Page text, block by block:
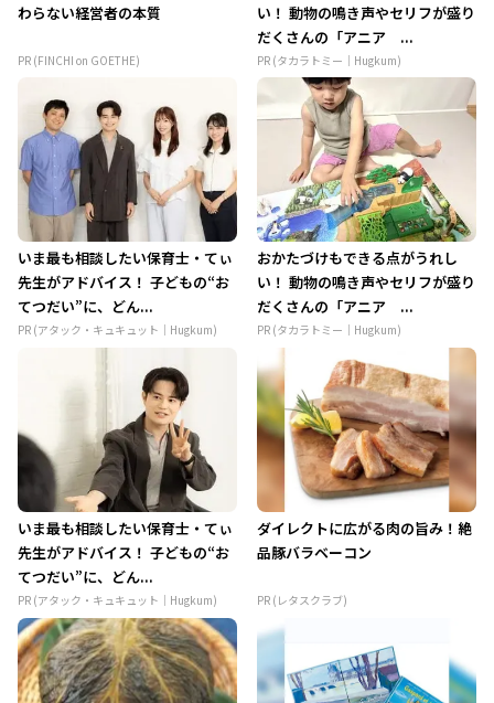
わらない経営者の本質
PR (FINCHI on GOETHE)
い！ 動物の鳴き声やセリフが盛り
だくさんの「アニア ...
PR (タカラトミー｜Hugkum)
いま最も相談したい保育士・てぃ
先生がアドバイス！ 子どもの“お
てつだい”に、どん...
PR (アタック・キュキュット｜Hugkum)
おかたづけもできる点がうれし
い！ 動物の鳴き声やセリフが盛り
だくさんの「アニア ...
PR (タカラトミー｜Hugkum)
いま最も相談したい保育士・てぃ
先生がアドバイス！ 子どもの“お
てつだい”に、どん...
PR (アタック・キュキュット｜Hugkum)
ダイレクトに広がる肉の旨み！絶
品豚バラベーコン
PR (レタスクラブ)